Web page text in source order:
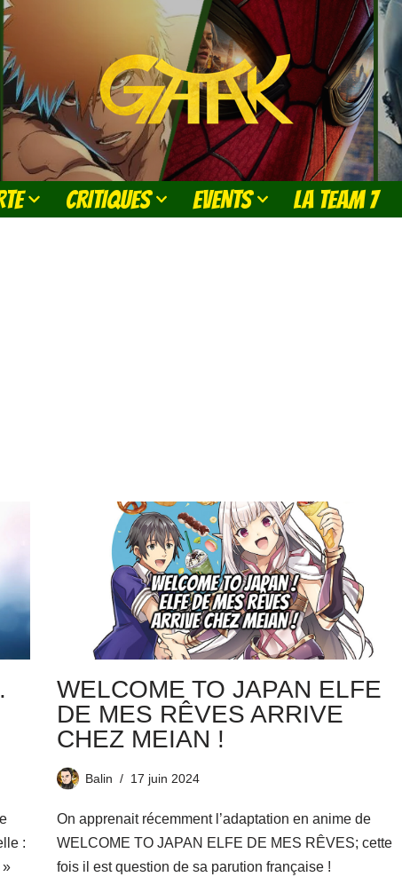
CRITIQUES EVENTS LA TEAM 7
:
»
WELCOME TO JAPAN ELFE
DE MES RÊVES ARRIVE
CHEZ MEIAN !
Balin 17 juin 2024
On apprenait récemment l’adaptation en anime de
WELCOME TO JAPAN ELFE DE MES RÊVES; cette
fois il est question de sa parution française !